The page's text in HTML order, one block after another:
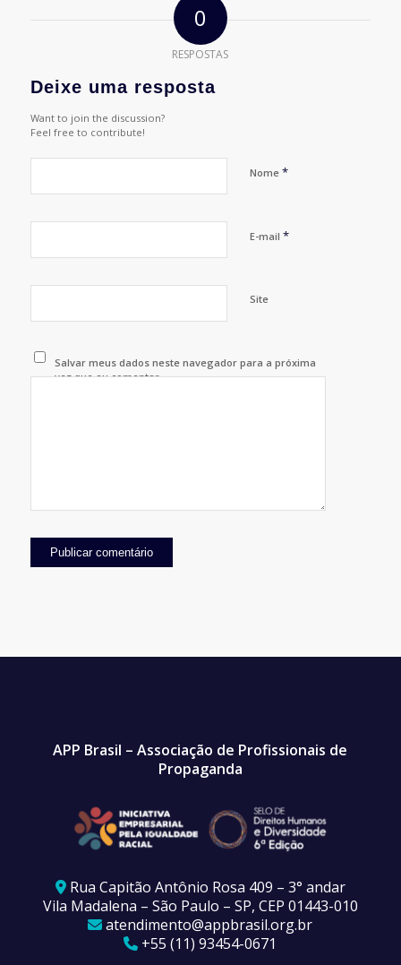
0
RESPOSTAS
Deixe uma resposta
Want to join the discussion?
Feel free to contribute!
Nome *
E-mail *
Site
Salvar meus dados neste navegador para a próxima
vez que eu comentar.
APP Brasil – Associação de Profissionais de
Propaganda
Rua Capitão Antônio Rosa 409 – 3° andar
Vila Madalena – São Paulo – SP, CEP 01443-010
atendimento@appbrasil.org.br
+55 (11) 93454-0671